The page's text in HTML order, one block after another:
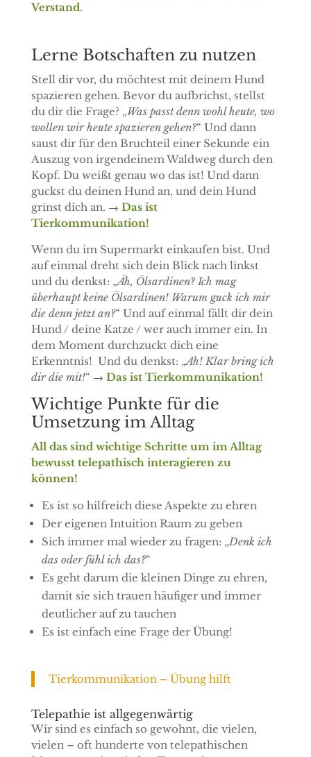
Verstand.
Lerne Botschaften zu nutzen
Stell dir vor, du möchtest mit deinem Hund
spazieren gehen. Bevor du aufbrichst, stellst
du dir die Frage? „Was passt denn wohl heute, wo
wollen wir heute spazieren gehen?“ Und dann
saust dir für den Bruchteil einer Sekunde ein
Auszug von irgendeinem Waldweg durch den
Kopf. Du weißt genau wo das ist! Und dann
guckst du deinen Hund an, und dein Hund
grinst dich an. → Das ist
Tierkommunikation!
Wenn du im Supermarkt einkaufen bist. Und
auf einmal dreht sich dein Blick nach linkst
und du denkst: „Äh, Ölsardinen? Ich mag
überhaupt keine Ölsardinen! Warum guck ich mir
die denn jetzt an?“ Und auf einmal fällt dir dein
Hund / deine Katze / wer auch immer ein. In
dem Moment durchzuckt dich eine
Erkenntnis! Und du denkst: „Ah! Klar bring ich
dir die mit!“ → Das ist Tierkommunikation!
Wichtige Punkte für die
Umsetzung im Alltag
All das sind wichtige Schritte um im Alltag
bewusst telepathisch interagieren zu
können!
Es ist so hilfreich diese Aspekte zu ehren
Der eigenen Intuition Raum zu geben
Sich immer mal wieder zu fragen: „Denk ich
das oder fühl ich das?“
Es geht darum die kleinen Dinge zu ehren,
damit sie sich trauen häufiger und immer
deutlicher auf zu tauchen
Es ist einfach eine Frage der Übung!
Tierkommunikation – Übung hilft
Telepathie ist allgegenwärtig
Wir sind es einfach so gewohnt, die vielen,
vielen – oft hunderte von telepathischen